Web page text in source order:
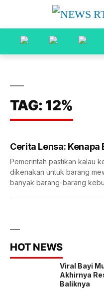
TAG: 12%
Cerita Lensa: Kenapa
Pemerintah pastikan kalau
dikenakan untuk barang
banyak barang-barang
HOT NEWS
Viral Bayi
Akhirnya
Baliknya